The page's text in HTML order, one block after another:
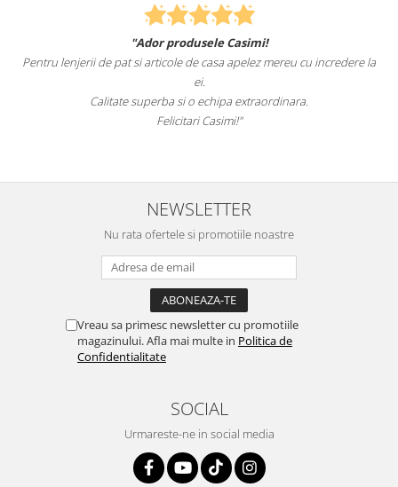
"Ador produsele Casimi!
Pentru lenjerii de pat si articole de casa apelez mereu cu incredere la
ei.
Calitate superba si o echipa extraordinara.
Felicitari Casimi!"
NEWSLETTER
Nu rata ofertele si promotiile noastre
Vreau sa primesc newsletter cu promotiile
magazinului. Afla mai multe in Politica de
Confidentialitate
SOCIAL
Urmareste-ne in social media